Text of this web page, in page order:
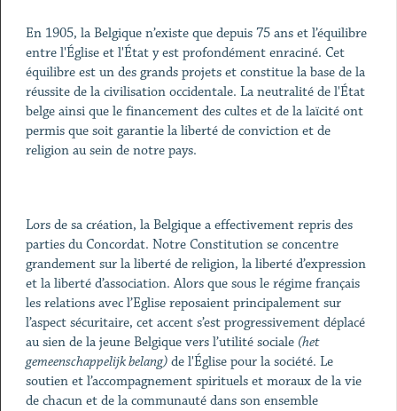
En 1905, la Belgique n’existe que depuis 75 ans et l’équilibre
entre l'Église et l'État y est profondément enraciné. Cet
équilibre est un des grands projets et constitue la base de la
réussite de la civilisation occidentale. La neutralité de l'État
belge ainsi que le financement des cultes et de la laïcité ont
permis que soit garantie la liberté de conviction et de
religion au sein de notre pays.
Lors de sa création, la Belgique a effectivement repris des
parties du Concordat. Notre Constitution se concentre
grandement sur la liberté de religion, la liberté d’expression
et la liberté d’association. Alors que sous le régime français
les relations avec l’Eglise reposaient principalement sur
l’aspect sécuritaire, cet accent s’est progressivement déplacé
au sien de la jeune Belgique vers l’utilité sociale (het
gemeenschappelijk belang)de l'Église pour la société. Le
soutien et l’accompagnement spirituels et moraux de la vie
de chacun et de la communauté dans son ensemble